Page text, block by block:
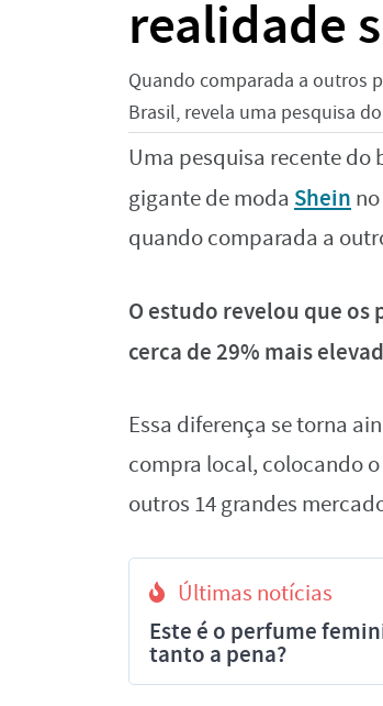
realidade
Quando comparada a outros
Brasil, revela uma pesquisa
Uma pesquisa recente do
gigante de moda Shein
quando comparada a
O estudo revelou que os
cerca de 29% mais
Essa diferença se torna
compra local, colocando
outros 14 grandes
Últimas notícias
Este é o perfume
tanto a pena?